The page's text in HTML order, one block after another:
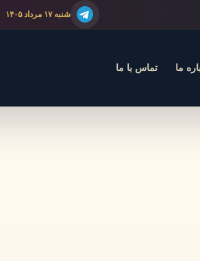
شنبه ۱۷ مرداد ۱۴۰۵
ما تماس با ما